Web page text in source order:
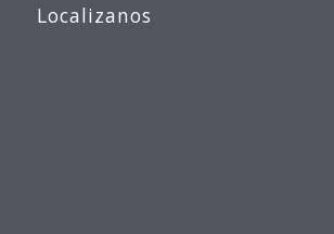
Localizanos